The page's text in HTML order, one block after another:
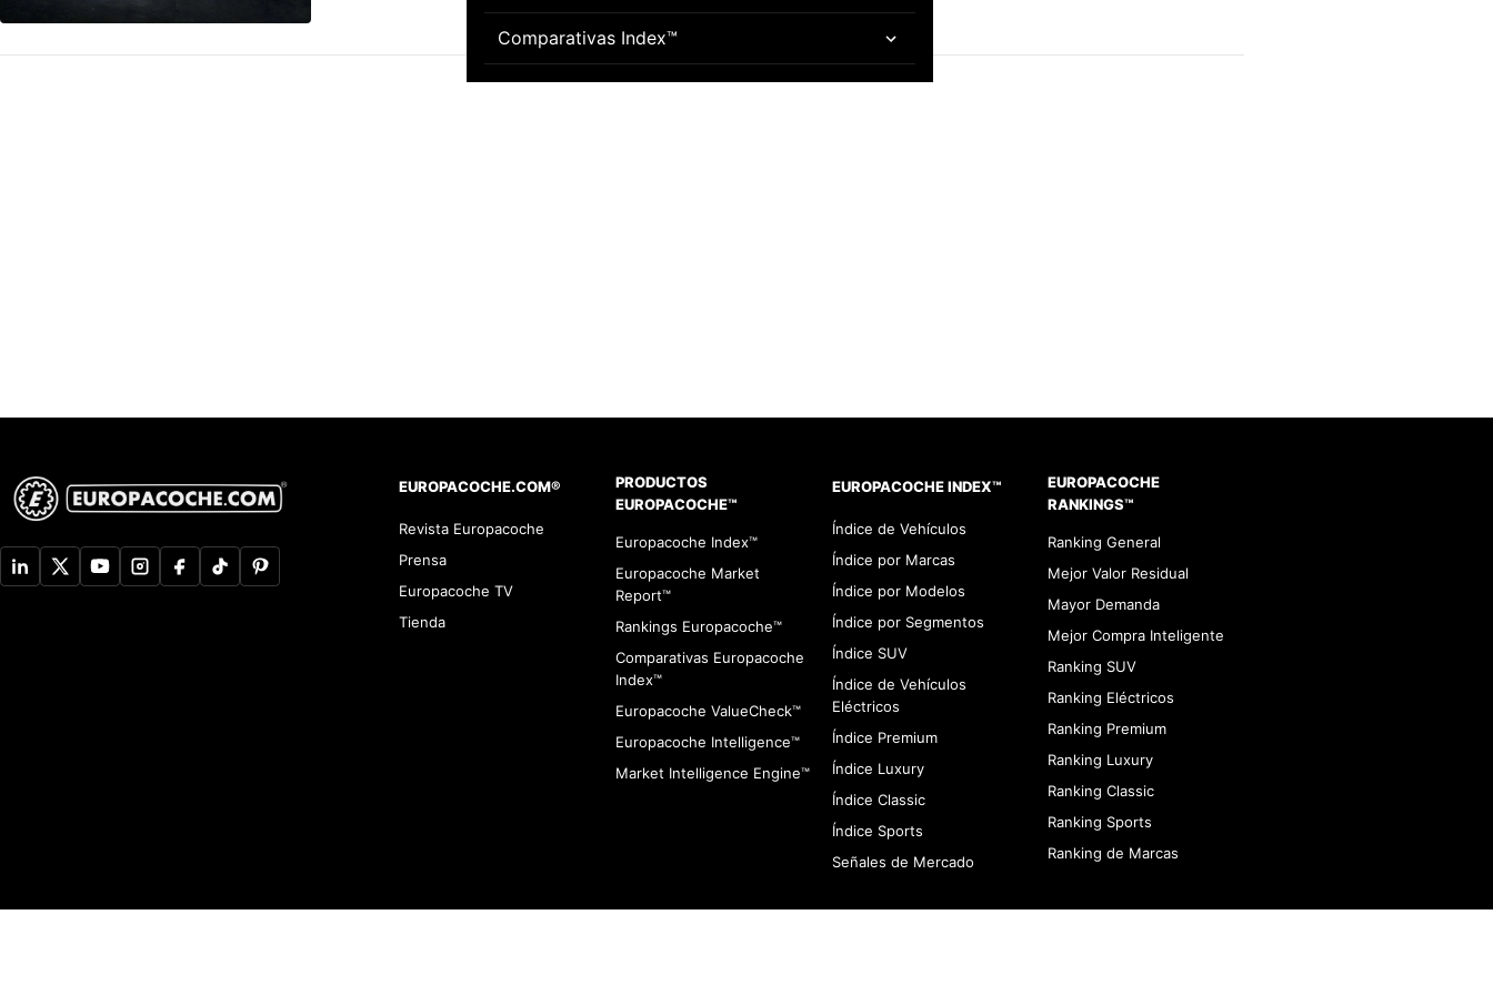
Comparativas Index™
EUROPACOCHE.COM®
Revista Europacoche
Prensa
Europacoche TV
Tienda
PRODUCTOS
EUROPACOCHE™
Europacoche Index™
Europacoche Market
Report™
Rankings Europacoche™
Comparativas Europacoche
Index™
Europacoche ValueCheck™
Europacoche Intelligence™
Market Intelligence Engine™
EUROPACOCHE INDEX™
Índice de Vehículos
Índice por Marcas
Índice por Modelos
Índice por Segmentos
Índice SUV
Índice de Vehículos
Eléctricos
Índice Premium
Índice Luxury
Índice Classic
Índice Sports
Señales de Mercado
EUROPACOCHE
RANKINGS™
Ranking General
Mejor Valor Residual
Mayor Demanda
Mejor Compra Inteligente
Ranking SUV
Ranking Eléctricos
Ranking Premium
Ranking Luxury
Ranking Classic
Ranking Sports
Ranking de Marcas